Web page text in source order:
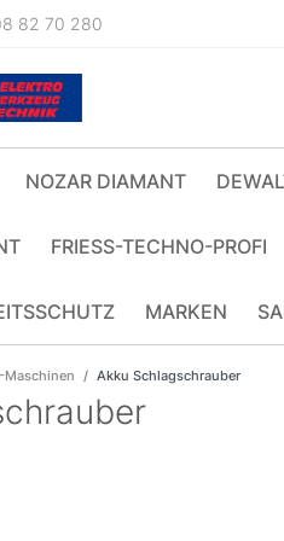
82 70 280
NOZAR DIAMANT
FRIESS-TECHNO-PROFI
MARKEN
Maschinen Akku Schlagschrauber